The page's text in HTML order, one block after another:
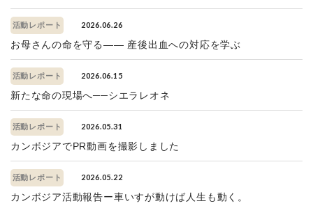
活動レポート 2026.06.26
お母さんの命を守る—— 産後出血への対応を学ぶ
活動レポート 2026.06.15
新たな命の現場へ──シエラレオネ
活動レポート 2026.05.31
カンボジアでPR動画を撮影しました
活動レポート 2026.05.22
カンボジア活動報告ー車いすが動けば人生も動く。